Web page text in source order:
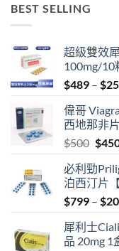
BEST SELLING
超級雙效
100mg/10
$489 – $
偉哥
西地那非
$500
was:
$
必利勁
泊西汀片
$799 – $
犀利士
品 20mg 1